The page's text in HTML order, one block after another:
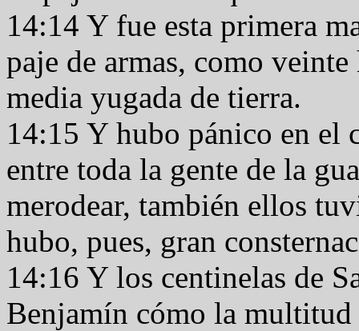
14:14 Y fue esta primera
paje de armas, como
media yugada de tierra.
14:15 Y hubo pánico en el
entre toda la gente de la
merodear, también ellos
hubo, pues, gran
14:16 Y los centinelas de
Benjamín cómo la multitud